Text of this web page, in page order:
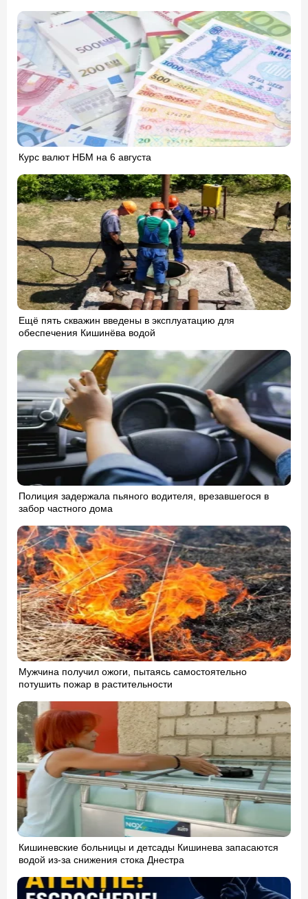
Курс валют НБМ на 6 августа
Ещё пять скважин введены в эксплуатацию для
обеспечения Кишинёва водой
Полиция задержала пьяного водителя, врезавшегося в
забор частного дома
Мужчина получил ожоги, пытаясь самостоятельно
потушить пожар в растительности
Кишиневские больницы и детсады Кишинева запасаются
водой из-за снижения стока Днестра